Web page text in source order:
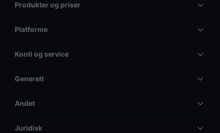
Produkter og priser
Platforme
Konti og service
Generelt
Andet
Juridisk